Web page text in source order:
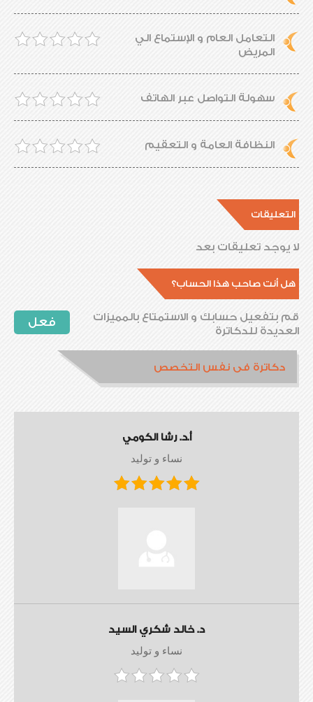
التعامل العام و الإستماع الي
المريض
سهولة التواصل عبر الهاتف
النظافة العامة و التعقيم
التعليقات
لا يوجد تعليقات بعد
هل أنت صاحب هذا الحساب؟
فعل
قم بتفعيل حسابك و الاستمتاع بالمميزات
العديدة للدكاترة
دكاترة فى نفس التخصص
أ.د. رشا الكومي
نساء و توليد
د. خالد شكري السيد
نساء و توليد